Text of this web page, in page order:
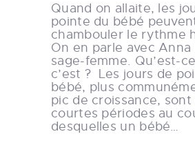
Quand on allaite, les
pointe du bébé
chambouler le rythme
On en parle avec Anna
sage-femme. Qu’est-
c’est ? Les jours de
bébé, plus
pic de croissance, sont
courtes périodes au
desquelles un bébé…